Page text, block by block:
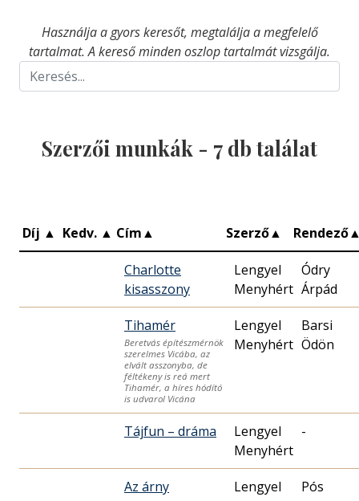
Használja a gyors keresőt, megtalálja a megfelelő
tartalmat. A kereső minden oszlop tartalmát vizsgálja.
Szerzői munkák - 7 db találat
Díj ▲ Kedv. ▲ Cím▲ Szerző▲ Rendező
Charlotte
kisasszony
Lengyel
Menyhért
Ódry
Árpád
Tihamér
Beretvás építészmérnök
szerelmes Vicába, az
elvált asszonyba, de
féltékeny is reá mert
Tihamér, a híres hódító
is udvarol Vicána
Lengyel
Menyhért
Barsi
Ödön
Tájfun – dráma
Lengyel
Menyhért
-
Az árny
Lengyel
Pós